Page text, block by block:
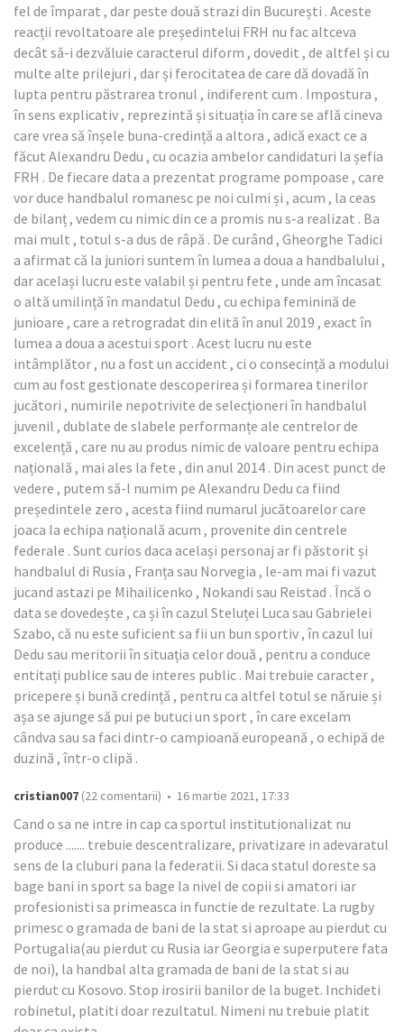
fel de împarat , dar peste două strazi din București . Aceste
reacții revoltatoare ale președintelui FRH nu fac altceva
decât să-i dezvăluie caracterul diform , dovedit , de altfel și cu
multe alte prilejuri , dar și ferocitatea de care dă dovadă în
lupta pentru păstrarea tronul , indiferent cum . Impostura ,
în sens explicativ , reprezintă și situația în care se află cineva
care vrea să înșele buna-credință a altora , adică exact ce a
făcut Alexandru Dedu , cu ocazia ambelor candidaturi la șefia
FRH . De fiecare data a prezentat programe pompoase , care
vor duce handbalul romanesc pe noi culmi și , acum , la ceas
de bilanț , vedem cu nimic din ce a promis nu s-a realizat . Ba
mai mult , totul s-a dus de râpă . De curând , Gheorghe Tadici
a afirmat că la juniori suntem în lumea a doua a handbalului ,
dar același lucru este valabil și pentru fete , unde am încasat
o altă umilință în mandatul Dedu , cu echipa feminină de
junioare , care a retrogradat din elită în anul 2019 , exact în
lumea a doua a acestui sport . Acest lucru nu este
intâmplător , nu a fost un accident , ci o consecință a modului
cum au fost gestionate descoperirea și formarea tinerilor
jucători , numirile nepotrivite de selecționeri în handbalul
juvenil , dublate de slabele performanțe ale centrelor de
excelență , care nu au produs nimic de valoare pentru echipa
națională , mai ales la fete , din anul 2014 . Din acest punct de
vedere , putem să-l numim pe Alexandru Dedu ca fiind
președintele zero , acesta fiind numarul jucătoarelor care
joaca la echipa națională acum , provenite din centrele
federale . Sunt curios daca același personaj ar fi păstorit și
handbalul di Rusia , Franța sau Norvegia , le-am mai fi vazut
jucand astazi pe Mihailicenko , Nokandi sau Reistad . Încă o
data se dovedește , ca și în cazul Steluței Luca sau Gabrielei
Szabo, că nu este suficient sa fii un bun sportiv , în cazul lui
Dedu sau meritorii în situația celor două , pentru a conduce
entitați publice sau de interes public . Mai trebuie caracter ,
pricepere și bună credință , pentru ca altfel totul se năruie și
așa se ajunge să pui pe butuci un sport , în care excelam
cândva sau sa faci dintr-o campioană europeană , o echipă de
duzină , într-o clipă .
cristian007 (22 comentarii) • 16 martie 2021, 17:33
Cand o sa ne intre in cap ca sportul institutionalizat nu
produce ....... trebuie descentralizare, privatizare in adevaratul
sens de la cluburi pana la federatii. Si daca statul doreste sa
bage bani in sport sa bage la nivel de copii si amatori iar
profesionisti sa primeasca in functie de rezultate. La rugby
primesc o gramada de bani de la stat si aproape au pierdut cu
Portugalia(au pierdut cu Rusia iar Georgia e superputere fata
de noi), la handbal alta gramada de bani de la stat si au
pierdut cu Kosovo. Stop irosirii banilor de la buget. Inchideti
robinetul, platiti doar rezultatul. Nimeni nu trebuie platit